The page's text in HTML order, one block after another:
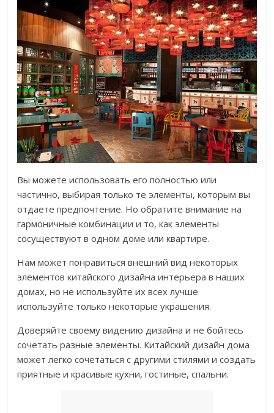
Вы можете использовать его полностью или
частично, выбирая только те элементы, которым вы
отдаете предпочтение. Но обратите внимание на
гармоничные комбинации и то, как элементы
сосуществуют в одном доме или квартире.
Нам может понравиться внешний вид некоторых
элементов китайского дизайна интерьера в наших
домах, но не используйте их всех лучше
используйте только некоторые украшения.
Доверяйте своему видению дизайна и не бойтесь
сочетать разные элементы. Китайский дизайн дома
может легко сочетаться с другими стилями и создать
приятные и красивые кухни, гостиные, спальни.